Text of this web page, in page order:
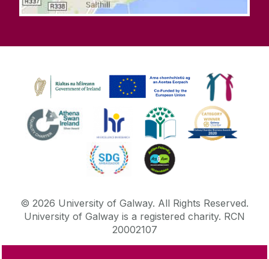
© 2026 University of Galway. All Rights Reserved.
University of Galway is a registered charity. RCN
20002107